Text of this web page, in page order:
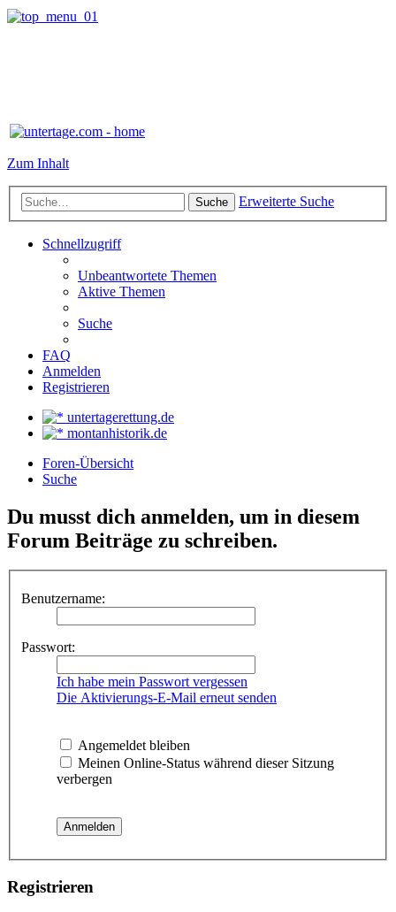
Zum Inhalt
Suche Erweiterte Suche
Schnellzugriff
Unbeantwortete Themen
Aktive Themen
Suche
FAQ
Anmelden
Registrieren
untertagerettung.de
montanhistorik.de
Foren-Übersicht
Suche
Du musst dich anmelden, um in diesem
Forum Beiträge zu schreiben.
Benutzername:
Passwort:
Ich habe mein Passwort vergessen
Die Aktivierungs-E-Mail erneut senden
Angemeldet bleiben
Meinen Online-Status während dieser Sitzung
verbergen
Registrieren